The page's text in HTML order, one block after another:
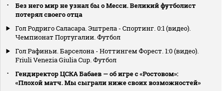
Без него мир не узнал бы о Месси. Великий футболист
потерял своего отца
Гол Родриго Саласара. Эштрела - Спортинг. 0:1 (видео).
Чемпионат Португалии. Футбол
Гол Рафиньи. Барселона - Ноттингем Форест. 1:0 (видео).
Friuli Venezia Giulia Cup. Футбол
Гендиректор ЦСКА Бабаев — об игре с «Ростовом»:
«Плохой матч. Мы сыграли ниже своих возможностей»